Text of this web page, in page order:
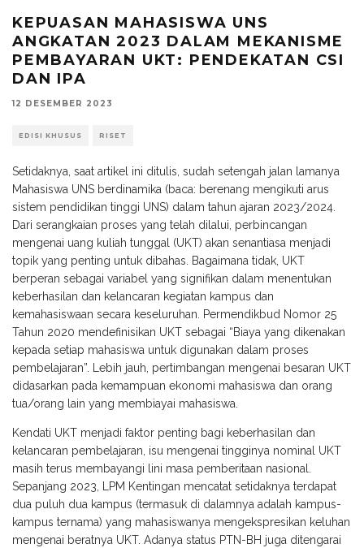
KEPUASAN MAHASISWA UNS
ANGKATAN 2023 DALAM MEKANISME
PEMBAYARAN UKT: PENDEKATAN CSI
DAN IPA
12 DESEMBER 2023
EDISI KHUSUS RISET
Setidaknya, saat artikel ini ditulis, sudah setengah jalan lamanya
Mahasiswa UNS berdinamika (baca: berenang mengikuti arus
sistem pendidikan tinggi UNS) dalam tahun ajaran 2023/2024.
Dari serangkaian proses yang telah dilalui, perbincangan
mengenai uang kuliah tunggal (UKT) akan senantiasa menjadi
topik yang penting untuk dibahas. Bagaimana tidak, UKT
berperan sebagai variabel yang signifikan dalam menentukan
keberhasilan dan kelancaran kegiatan kampus dan
kemahasiswaan secara keseluruhan. Permendikbud Nomor 25
Tahun 2020 mendefinisikan UKT sebagai “Biaya yang dikenakan
kepada setiap mahasiswa untuk digunakan dalam proses
pembelajaran”. Lebih jauh, pertimbangan mengenai besaran UKT
didasarkan pada kemampuan ekonomi mahasiswa dan orang
tua/orang lain yang membiayai mahasiswa.
Kendati UKT menjadi faktor penting bagi keberhasilan dan
kelancaran pembelajaran, isu mengenai tingginya nominal UKT
masih terus membayangi lini masa pemberitaan nasional.
Sepanjang 2023, LPM Kentingan mencatat setidaknya terdapat
dua puluh dua kampus (termasuk di dalamnya adalah kampus-
kampus ternama) yang mahasiswanya mengekspresikan keluhan
mengenai beratnya UKT. Adanya status PTN-BH juga ditengarai